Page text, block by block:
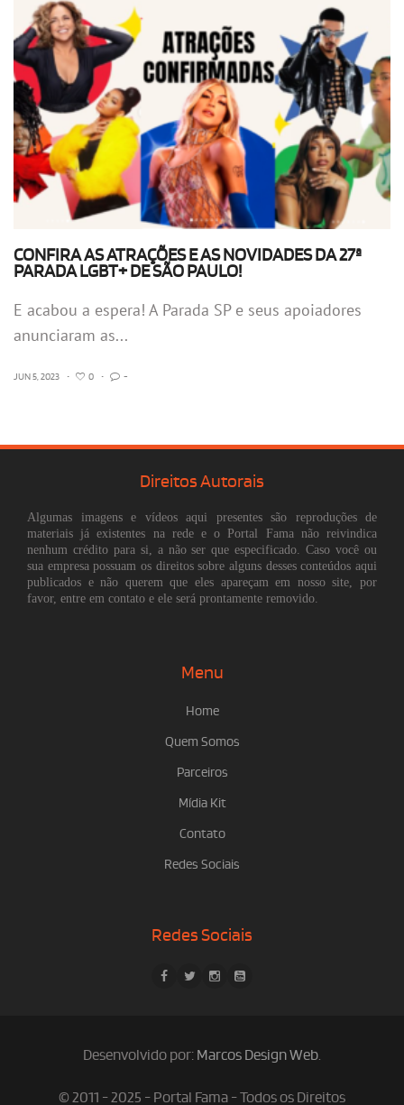
CONFIRA AS ATRAÇÕES E AS NOVIDADES DA 27ª
PARADA LGBT+ DE SÃO PAULO!
E acabou a espera! A Parada SP e seus apoiadores
anunciaram as...
JUN 5, 2023 • 0 • -
Direitos Autorais
Algumas imagens e vídeos aqui presentes são reproduções de
materiais já existentes na rede e o Portal Fama não reivindica
nenhum crédito para si, a não ser que especificado. Caso você ou
sua empresa possuam os direitos sobre alguns desses conteúdos aqui
publicados e não querem que eles apareçam em nosso site, por
favor, entre em contato e ele será prontamente removido.
Menu
Home
Quem Somos
Parceiros
Mídia Kit
Contato
Redes Sociais
Redes Sociais
Desenvolvido por: Marcos Design Web.
© 2011 - 2025 - Portal Fama - Todos os Direitos